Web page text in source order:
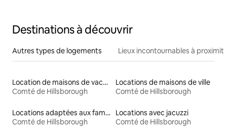
Destinations à découvrir
Autres types de logements Lieux incontournables à
Location de maisons de vacances
Comté de Hillsborough
Locations de maisons de ville
Comté de Hillsborough
Locations adaptées aux familles
Comté de Hillsborough
Locations avec jacuzzi
Comté de Hillsborough